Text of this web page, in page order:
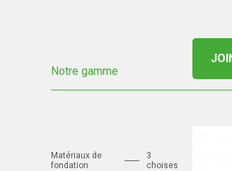
Notre gamme
Matériaux de
fondation
3
choises